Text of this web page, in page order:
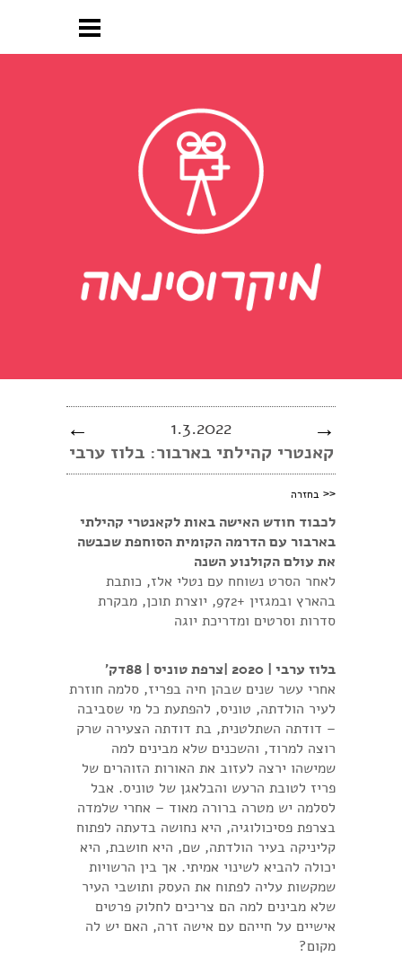
1.3.2022
קאנטרי קהילתי בארבור: בלוז ערבי
← →
<< בחזרה
לכבוד חודש האישה באות לקאנטרי קהילתי
בארבור עם הדרמה הקומית הסוחפת שכבשה
את עולם הקולנוע השנה
לאחר הסרט נשוחח עם נטלי אלז, כותבת
בהארץ ובמגזין +972, יוצרת תוכן, מבקרת
סדרות וסרטים ומדריכת יוגה
בלוז ערבי | 2020 |צרפת טוניס | 88דק'
אחרי עשר שנים שבהן חיה בפריז, סלמה חוזרת
לעיר הולדתה, טוניס, להפתעת כל מי שסביבה
– דודתה השתלטנית, בת דודתה הצעירה שרק
רוצה למרוד, והשכנים שלא מבינים למה
שמישהו ירצה לעזוב את האורות הזוהרים של
פריז לטובת הרעש והבלאגן של טוניס. אבל
לסלמה יש מטרה ברורה מאוד – אחרי שלמדה
בצרפת פסיכולוגיה, היא נחושה בדעתה לפתוח
קליניקה בעיר הולדתה, שם, היא חושבת, היא
יכולה להביא לשינוי אמיתי. אך בין הרשויות
שמקשות עליה לפתוח את העסק ותושבי העיר
שלא מבינים למה הם צריכים לחלוק פרטים
אישיים על חייהם עם אישה זרה, האם יש לה
מקום?